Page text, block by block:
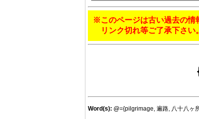
※このページは古い過去の情
リンク切れ等ご了承下さい
Word(s): @={pilgrimage, 遍路, 八十八ヶ